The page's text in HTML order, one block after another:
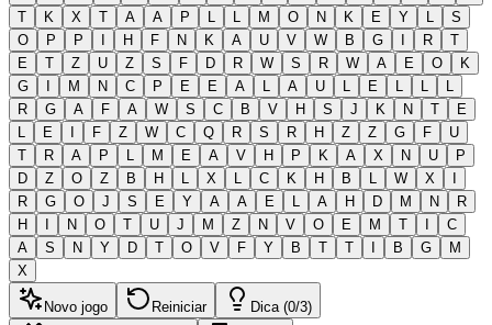
T
K X T A A P L L M O N K E Y L
S
O
P P I H F N K A U V W B G I R
T
E
T Z U Z S F D R W S R W A E O
K
G
I M N C P E E A L A U L E L L
L
R
G A F A W S C B V H S J K N T
E
L
E I F Z W C Q R S R H Z Z G F
U
T
R A P L M E A V H P K A X N U
P
D
Z O Z B H L X L C K H B L W X
I
R
G O J S E Y A A E L A H D M N
R
H
I N O T U J M Z N V O E M T I
C
A
S N Y D T O V F Y B T T I B G
M
X
Novo jogo Reiniciar Dica (0/3)